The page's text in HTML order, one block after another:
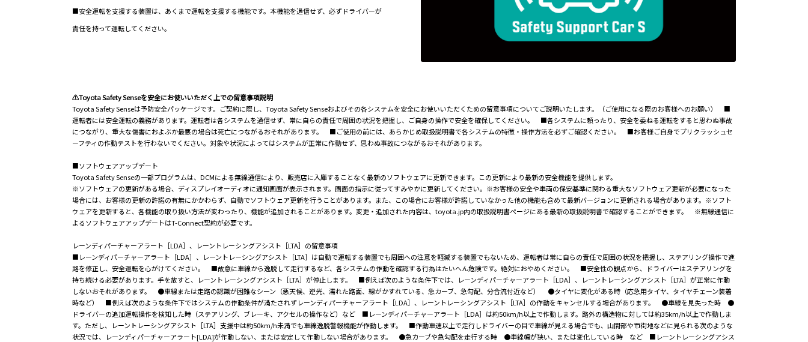
■安全運転を支援する装置は、あくまで運転を支援する機能です。本機能を過信せず、必ずドライバーが
責任を持って運転してください。
⚠Toyota Safety Senseを安全にお使いいただく上での留意事項説明
Toyota Safety Senseは予防安全パッケージです。ご契約に際し、Toyota Safety Senseおよびその各システムを安全にお使いいただくための留意事項についてご説明いたします。（ご使用になる際のお客様へのお願い） ■
運転者には安全運転の義務があります。運転者は各システムを過信せず、常に自らの責任で周囲の状況を把握し、ご自身の操作で安全を確保してください。 ■各システムに頼ったり、安全を委ねる運転をすると思わぬ事故
につながり、重大な傷害におよぶか最悪の場合は死亡につながるおそれがあります。 ■ご使用の前には、あらかじめ取扱説明書で各システムの特徴・操作方法を必ずご確認ください。 ■お客様ご自身でプリクラッシュセ
ーフティの作動テストを行わないでください。対象や状況によってはシステムが正常に作動せず、思わぬ事故につながるおそれがあります。
■ソフトウェアアップデート
Toyota Safety Senseの一部プログラムは、DCMによる無線通信により、販売店に入庫することなく最新のソフトウェアに更新できます。この更新により最新の安全機能を提供します。
※ソフトウェアの更新がある場合、ディスプレイオーディオに通知画面が表示されます。画面の指示に従ってすみやかに更新してください。※お客様の安全や車両の保安基準に関わる重大なソフトウェア更新が必要になった
場合には、お客様の更新の許諾の有無にかかわらず、自動でソフトウェア更新を行うことがあります。また、この場合にお客様が許諾していなかった他の機能も含めて最新バージョンに更新される場合があります。※ソフト
ウェアを更新すると、各機能の取り扱い方法が変わったり、機能が追加されることがあります。変更・追加された内容は、toyota.jp内の取扱説明書ページにある最新の取扱説明書で確認することができます。 ※無線通信に
よるソフトウェアアップデートはT-Connect契約が必要です。
レーンディパーチャーアラート［LDA］、レーントレーシングアシスト［LTA］の留意事項
■レーンディパーチャーアラート［LDA］、レーントレーシングアシスト［LTA］は自動で運転する装置でも周囲への注意を軽減する装置でもないため、運転者は常に自らの責任で周囲の状況を把握し、ステアリング操作で進
路を修正し、安全運転を心がけてください。 ■故意に車線から逸脱して走行するなど、各システムの作動を確認する行為はたいへん危険です。絶対におやめください。 ■安全性の観点から、ドライバーはステアリングを
持ち続ける必要があります。手を放すと、レーントレーシングアシスト［LTA］が停止します。 ■例えば次のような条件下では、レーンディパーチャーアラート［LDA］、レーントレーシングアシスト［LTA］が正常に作動
しないおそれがあります。 ●車線または走路の認識が困難なシーン（悪天候、逆光、濡れた路面、線がかすれている、急カーブ、急勾配、分合流付近など） ●タイヤに変化がある時（応急用タイヤ、タイヤチェーン装着
時など） ■例えば次のような条件下ではシステムの作動条件が満たされずレーンディパーチャーアラート［LDA］、レーントレーシングアシスト［LTA］の作動をキャンセルする場合があります。 ●車線を見失った時 ●
ドライバーの追加運転操作を検知した時（ステアリング、ブレーキ、アクセルの操作など）など ■レーンディパーチャーアラート［LDA］は約50km/h以上で作動します。路外の構造物に対しては約35km/h以上で作動しま
す。ただし、レーントレーシングアシスト［LTA］支援中は約50km/h未満でも車線逸脱警報機能が作動します。 ■作動車速以上で走行しドライバーの目で車線が見える場合でも、山間部や市街地などに見られる次のような
状況では、レーンディパーチャーアラート[LDA]が作動しない、または安定して作動しない場合があります。 ●急カーブや急勾配を走行する時 ●車線幅が狭い、または変化している時 など ■レーントレーシングアシス